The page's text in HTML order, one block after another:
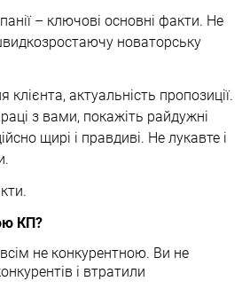
– ключові основні факти. Не
новаторську
клієнта, актуальність пропозиції.
з вами, покажіть райдужні
щирі і правдиві. Не лукавте і
КП?
не конкурентною. Ви не
і втратили